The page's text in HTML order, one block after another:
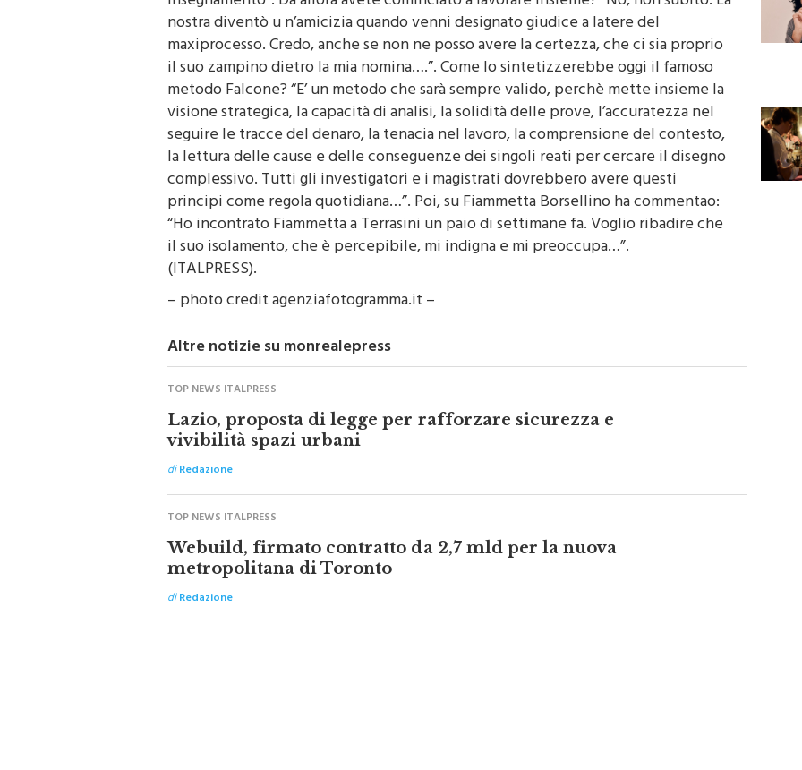
insegnamento”. Da allora avete cominciato a lavorare insieme? “No, non subito. La
nostra diventò u n’amicizia quando venni designato giudice a latere del
maxiprocesso. Credo, anche se non ne posso avere la certezza, che ci sia proprio
il suo zampino dietro la mia nomina….”. Come lo sintetizzerebbe oggi il famoso
metodo Falcone? “E’ un metodo che sarà sempre valido, perchè mette insieme la
visione strategica, la capacità di analisi, la solidità delle prove, l’accuratezza nel
seguire le tracce del denaro, la tenacia nel lavoro, la comprensione del contesto,
la lettura delle cause e delle conseguenze dei singoli reati per cercare il disegno
complessivo. Tutti gli investigatori e i magistrati dovrebbero avere questi
principi come regola quotidiana…”. Poi, su Fiammetta Borsellino ha commentao:
“Ho incontrato Fiammetta a Terrasini un paio di settimane fa. Voglio ribadire che
il suo isolamento, che è percepibile, mi indigna e mi preoccupa…”.
(ITALPRESS).
– photo credit agenziafotogramma.it –
Altre notizie su monrealepress
Lazio, proposta di legge per rafforzare sicurezza e
vivibilità spazi urbani
Webuild, firmato contratto da 2,7 mld per la nuova
metropolitana di Toronto